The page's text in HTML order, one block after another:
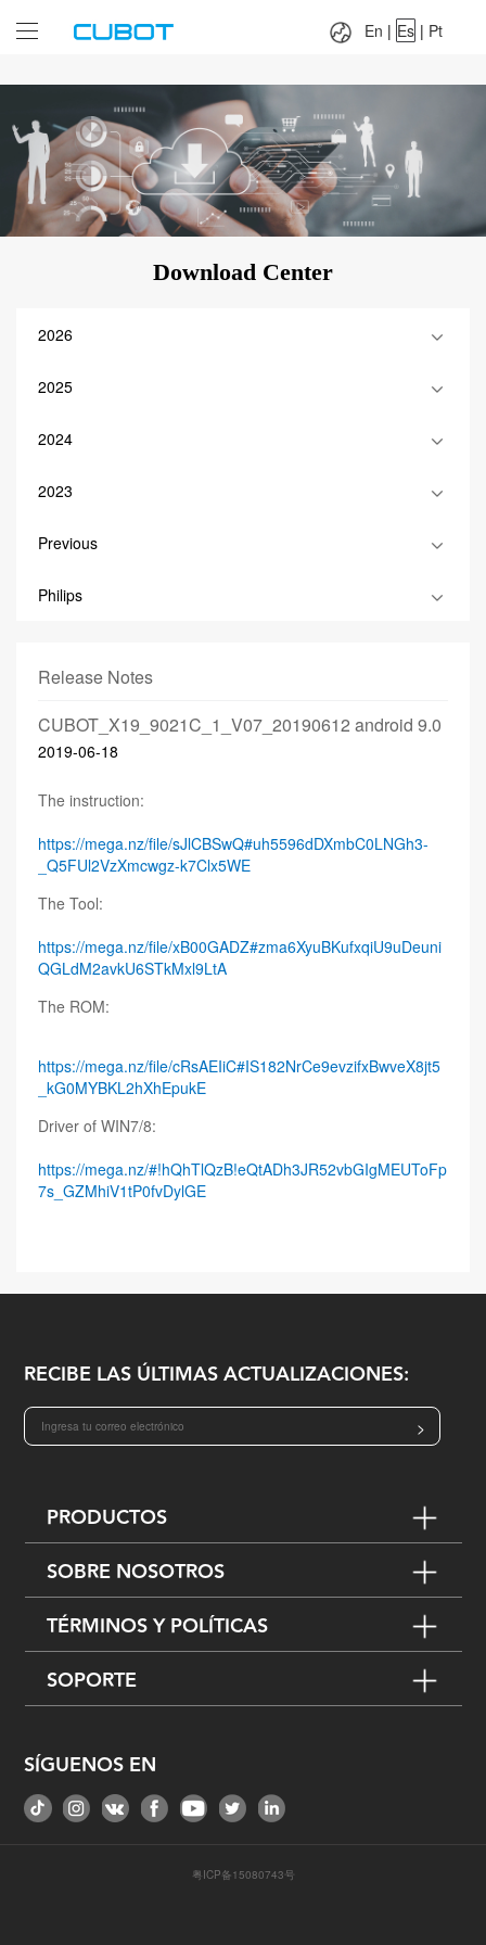
Pt
En | Es | Pt
Download Center
2026
2025
2024
2023
Previous
Philips
Release Notes
CUBOT_X19_9021C_1_V07_20190612 android 9.0
2019-06-18
The instruction:
https://mega.nz/file/sJlCBSwQ#uh5596dDXmbC0LNGh3-
_Q5FUl2VzXmcwgz-k7Clx5WE
The Tool:
https://mega.nz/file/xB00GADZ#zma6XyuBKufxqiU9uDeuni
QGLdM2avkU6STkMxl9LtA
The ROM:
https://mega.nz/file/cRsAEIiC#IS182NrCe9evzifxBwveX8jt5
_kG0MYBKL2hXhEpukE
Driver of WIN7/8:
https://mega.nz/#!hQhTlQzB!eQtADh3JR52vbGIgMEUToFp
7s_GZMhiV1tP0fvDylGE
RECIBE LAS ÚLTIMAS ACTUALIZACIONES:
>
PRODUCTOS
SOBRE NOSOTROS
TÉRMINOS Y POLÍTICAS
SOPORTE
SÍGUENOS EN
粤ICP备15080743号